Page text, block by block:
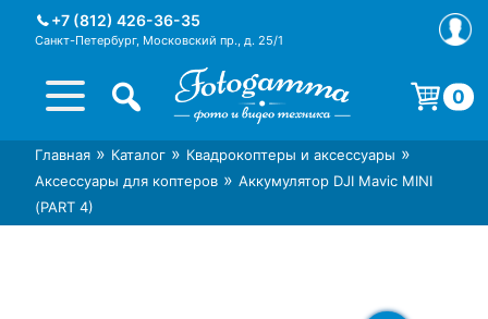
+7 (812) 426-36-35
Санкт-Петербург, Московский пр., д. 25/1
Интернет-магазин фототехники
Foto-Gamma в СПб
Магазин фотоаксессуаров foto-
gamma.ru
0
Корзина пуста.
Главная » Каталог » Квадрокоптеры и аксессуары »
Аксессуары для коптеров » Аккумулятор DJI Mavic MINI
(PART 4)